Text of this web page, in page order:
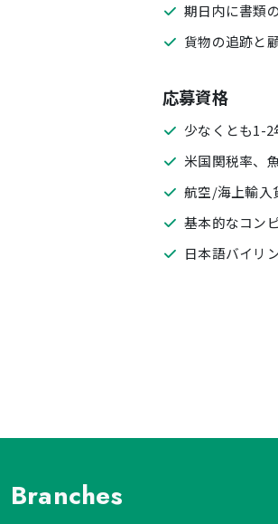
期日内に書類
貨物の追跡と
応募資格
少なくとも1-2
米国関税率、
航空/海上輸入
基本的なコン
日本語バイリ
Branches